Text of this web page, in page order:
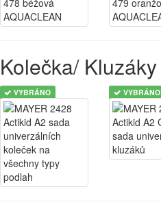
Kolečka/ Kluzáky
VYBRÁNO VYBRÁNO